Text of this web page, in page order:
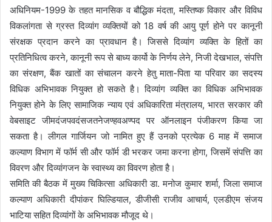
अधिनियम-1999 के तहत मानसिक व बौद्धिक मंदता, मस्तिष्क विकार और विविध
विकलांगता से ग्रस्त दिव्यांग व्यक्तियों को 18 वर्ष की आयु पूर्ण होने पर कानूनी
संरक्षक प्रदान करने का प्रावधान है। जिससे दिव्यांग व्यक्ति के हितों का
प्रतिनिधित्व करने, कानूनी रूप से बाध्य कार्यो के निर्णय लेने, निजी देखभाल, संपत्ति
का संरक्षण, बैंक खातों का संचालन करने हेतु माता-पिता या परिवार का सदस्य
विधिक अभिभावक नियुक्त हो सकते है। दिव्यांग व्यक्ति का विधिक अभिभावक
नियुक्त होने के लिए सामाजिक न्याय एवं अधिकारिता मंत्रालय, भारत सरकार की
वेबसाइट जीमदंजपवदंसजतनेजण्हवअण्पद पर ऑनलाइन पंजीकरण किया जा
सकता है। लीगल गार्जियन जो नामित हुए हैं उनको प्रत्येक 6 माह में समाज
कल्याण विभाग में फॉर्म सी और फॉर्म डी भरकर जमा करना होगा, जिसमें संपत्ति का
विवरण और दिव्यांगजन के स्वास्थ्य का विवरण होता है।
समिति की बैठक में मुख्य चिकित्सा अधिकारी डा. मनोज कुमार शर्मा, जिला समाज
कल्याण अधिकारी दीपांकर घिल्डियाल, डीजीसी राजीव आचार्य, एलडीएम संजय
भाटिया सहित दिव्यांगों के अभिभावक मौजूद थे।